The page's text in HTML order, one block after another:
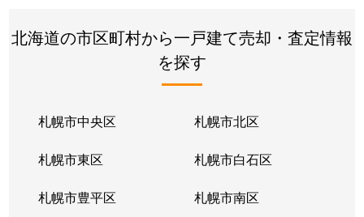
北海道の市区町村から一戸建て売却・査定情報
を探す
札幌市中央区 札幌市北区
札幌市東区 札幌市白石区
札幌市豊平区 札幌市南区